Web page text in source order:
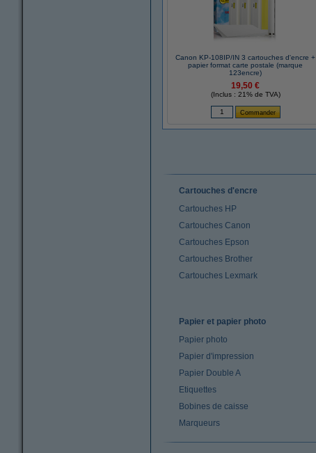
Canon KP-108IP/IN 3 cartouches d'encre +
papier format carte postale (marque
123encre)
19,50 €
(Inclus : 21% de TVA)
Cartouches d'encre
Cartouches HP
Cartouches Canon
Cartouches Epson
Cartouches Brother
Cartouches Lexmark
Papier et papier photo
Papier photo
Papier d'impression
Papier Double A
Etiquettes
Bobines de caisse
Marqueurs